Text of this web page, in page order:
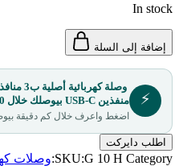
In stock
إضافة إلى السلة
⚡
منفذين USB-C بيوصلك خلال 30 دقيقة
اضغط واعرف خلال كم دقيقة
اطلب دايركت
SKU:G 10 H Category:
وصلات